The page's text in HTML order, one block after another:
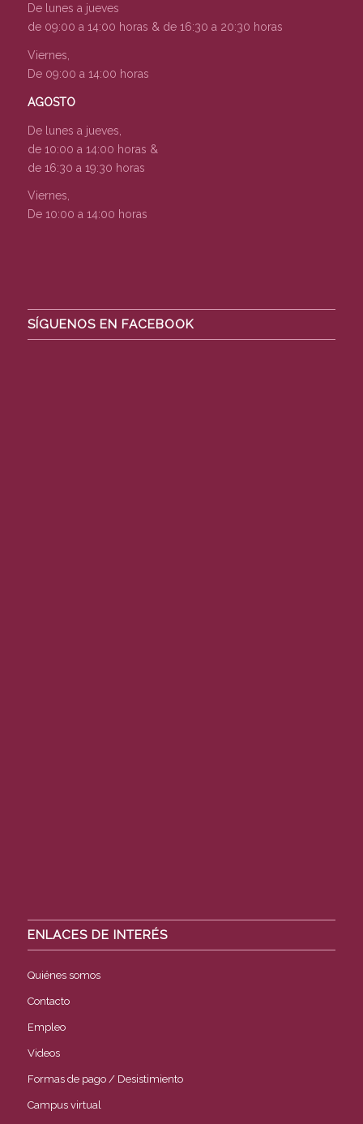
De lunes a jueves
de 09:00 a 14:00 horas & de 16:30 a 20:30 horas
Viernes,
De 09:00 a 14:00 horas
AGOSTO
De lunes a jueves,
de 10:00 a 14:00 horas &
de 16:30 a 19:30 horas
Viernes,
De 10:00 a 14:00 horas
SÍGUENOS EN FACEBOOK
ENLACES DE INTERÉS
Quiénes somos
Contacto
Empleo
Videos
Formas de pago / Desistimiento
Campus virtual